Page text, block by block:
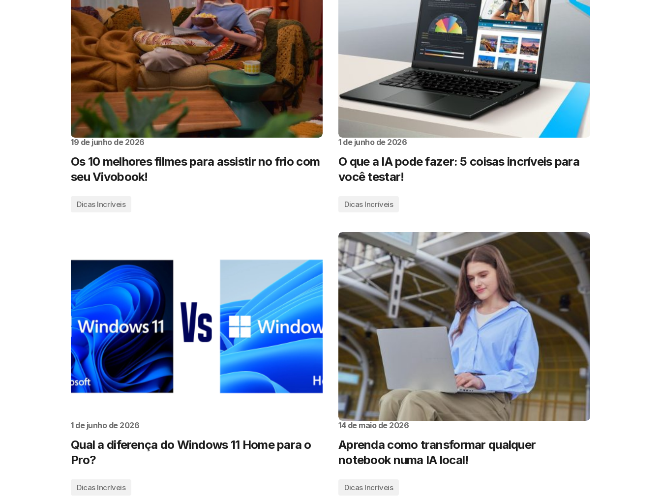
19 de junho de 2026
Os 10 melhores filmes para assistir no frio com
seu Vivobook!
Dicas Incríveis
1 de junho de 2026
O que a IA pode fazer: 5 coisas incríveis para
você testar!
Dicas Incríveis
1 de junho de 2026
Qual a diferença do Windows 11 Home para o
Pro?
Dicas Incríveis
14 de maio de 2026
Aprenda como transformar qualquer
notebook numa IA local!
Dicas Incríveis